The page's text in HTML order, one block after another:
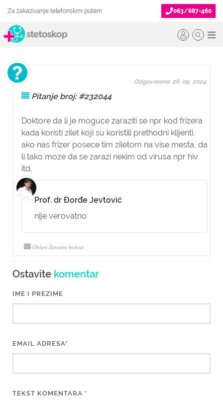
Za zakazivanje telefonskim putem 063/687-460
Pitanje broj: #232044
Doktore da li je moguce zaraziti se npr kod frizera
kada koristi zilet koji su koristili prethodni klijenti,
ako nas frizer posece tim ziletom na vise mesta, da
li tako moze da se zarazi nekim od virusa npr hiv
itd,
Odgovoreno: 26. 09. 2024.
Prof. dr Đorđe Jevtović
nije verovatno
Oblast Zarazne bolesti
Ostavite komentar
IME I PREZIME
EMAIL ADRESA*
TEKST KOMENTARA *